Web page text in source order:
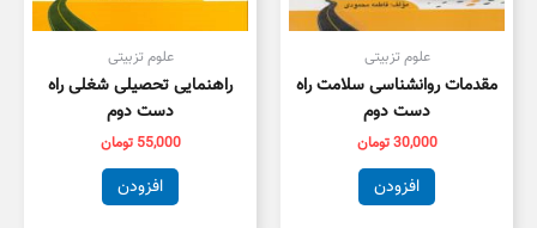
علوم تزبیتی
مقدمات روانشناسی سلامت راه
دست دوم
30,000تومان
افزودن
علوم تزبیتی
راهنمایی تحصیلی شغلی راه
دست دوم
55,000 تومان
افزودن